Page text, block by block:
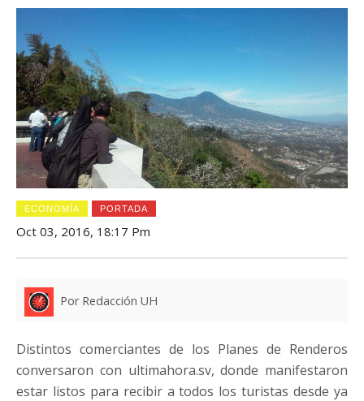
ECONOMÍA PORTADA
Oct 03, 2016, 18:17 Pm
Por Redacción UH
Distintos comerciantes de los Planes de Renderos
conversaron con ultimahora.sv, donde manifestaron
estar listos para recibir a todos los turistas desde ya